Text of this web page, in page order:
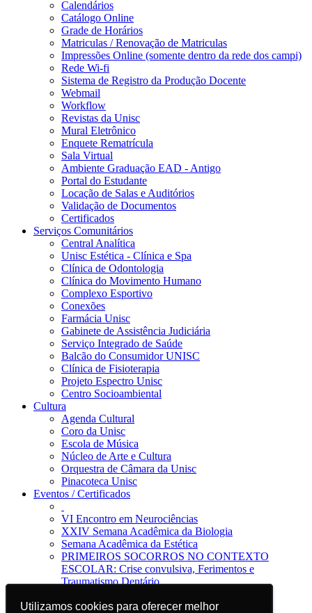
Utilizamos cookies para oferecer melhor
Utilizamos cookies para oferecer melhor
Calendários
Catálogo Online
Grade de Horários
Matriculas / Renovação de Matriculas
Impressões Online (somente dentro da rede dos campi)
Rede Wi-fi
Sistema de Registro da Produção Docente
Webmail
Workflow
Revistas da Unisc
Mural Eletrônico
Enquete Rematrícula
Sala Virtual
Ambiente Graduação EAD - Antigo
Portal do Estudante
Locação de Salas e Auditórios
Validação de Documentos
Certificados
Serviços Comunitários
Central Analítica
Unisc Estética - Clínica e Spa
Clínica de Odontologia
Clínica do Movimento Humano
Complexo Esportivo
Conexões
Farmácia Unisc
Gabinete de Assistência Judiciária
Serviço Integrado de Saúde
Balcão do Consumidor UNISC
Clínica de Fisioterapia
Projeto Espectro Unisc
Centro Socioambiental
Cultura
Agenda Cultural
Coro da Unisc
Escola de Música
Núcleo de Arte e Cultura
Orquestra de Câmara da Unisc
Pinacoteca Unisc
Eventos / Certificados
VI Encontro em Neurociências
XXIV Semana Acadêmica da Biologia
Semana Acadêmica da Estética
PRIMEIROS SOCORROS NO CONTEXTO
ESCOLAR: Crise convulsiva, Ferimentos e
Traumatismo Dentário
Jornal da Unisc